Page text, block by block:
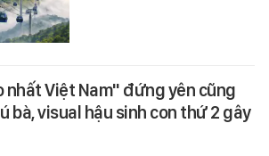
nhất Việt Nam" đứng yên cũng
bà, visual hậu sinh con thứ 2 gây